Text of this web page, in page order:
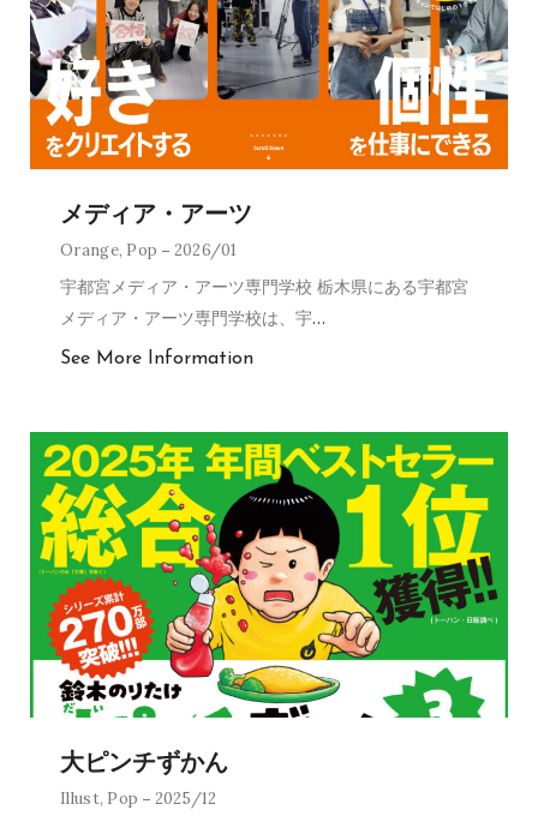
メディア・アーツ
Orange, Pop 2026/01
宇都宮メディア・アーツ専門学校 栃木県にある宇都宮
メディア・アーツ専門学校は、宇…
See More Information
大ピンチずかん
Illust, Pop 2025/12